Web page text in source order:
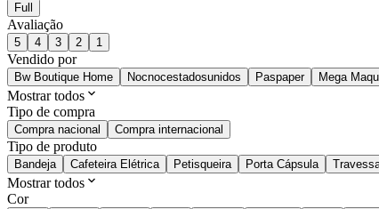
Full
Avaliação
5 4 3 2 1
Vendido por
Bw Boutique Home Nocnocestadosunidos Paspaper Mega
Mostrar todos
Tipo de compra
Compra nacional Compra internacional
Tipo de produto
Bandeja Cafeteira Elétrica Petisqueira Porta Cápsula
Mostrar todos
Cor